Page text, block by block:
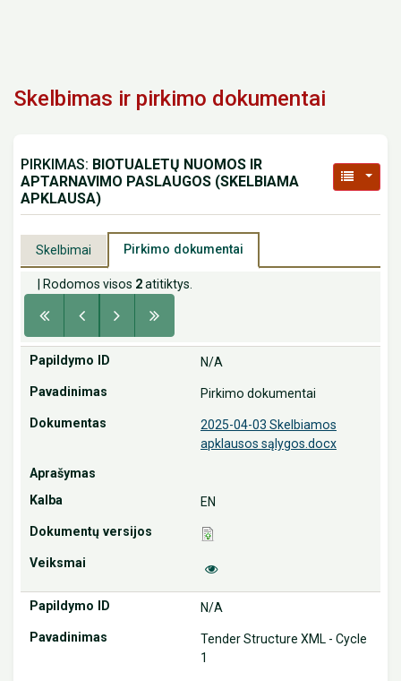
Skelbimas ir pirkimo dokumentai
PIRKIMAS: BIOTUALETŲ NUOMOS IR
APTARNAVIMO PASLAUGOS (SKELBIAMA
APKLAUSA)
Skelbimai Pirkimo dokumentai
| Rodomos visos 2atitiktys.
N/A
Pirkimo dokumentai
2025-04-03 Skelbiamos
apklausos sąlygos.docx
EN
N/A
Tender Structure XML - Cycle
1